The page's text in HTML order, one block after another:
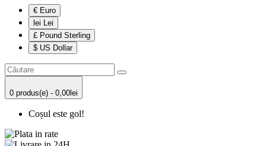
€ Euro
lei Lei
£ Pound Sterling
$ US Dollar
0 produs(e) - 0,00lei
Coșul este gol!